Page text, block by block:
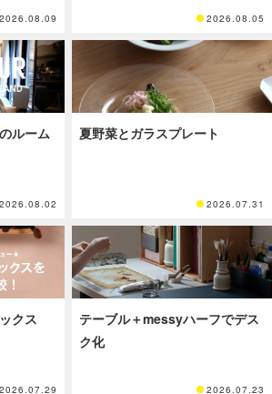
2026.08.09 2026.08.05
ルーム
2026.08.02
夏野菜とガラスプレート
2026.07.31
クス
2026.07.29
テーブル＋messyハーフでデス
ク化
2026.07.23